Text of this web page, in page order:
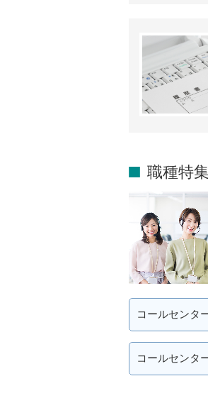
職種特集
コールセンタ
コールセンタ